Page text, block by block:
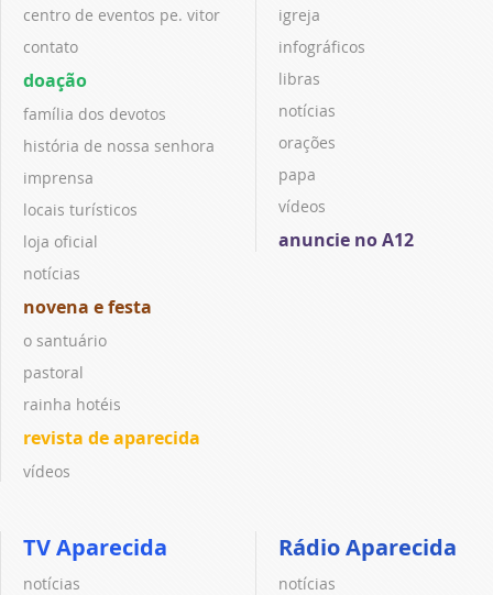
centro de eventos pe. vitor
contato
doação
família dos devotos
história de nossa senhora
imprensa
locais turísticos
loja oficial
notícias
novena e festa
o santuário
pastoral
rainha hotéis
revista de aparecida
vídeos
igreja
infográficos
libras
notícias
orações
papa
vídeos
anuncie no A12
TV Aparecida
notícias
Rádio Aparecida
notícias